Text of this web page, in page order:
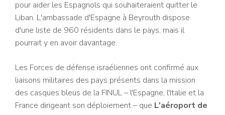
pour aider les Espagnols qui souhaiteraient quitter le
Liban. L'ambassade d'Espagne à Beyrouth dispose
d'une liste de 960 résidents dans le pays, mais il
pourrait y en avoir davantage.
Les Forces de défense israéliennes ont confirmé aux
liaisons militaires des pays présents dans la mission
des casques bleus de la FINUL – l'Espagne, l'Italie et la
France dirigeant son déploiement – que L'aéroport de